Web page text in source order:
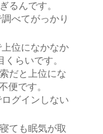
るんです。
べてがっかり
位になかなか
くらいです。
だと上位にな
便です。
グインしない
ても眠気が取